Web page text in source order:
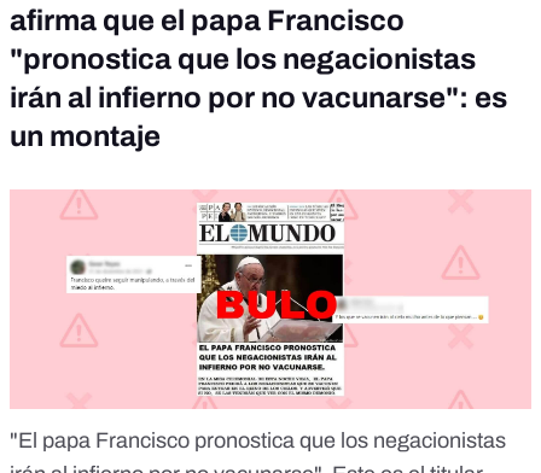
afirma que el papa Francisco
"pronostica que los negacionistas
irán al infierno por no vacunarse": es
un montaje
"El papa Francisco pronostica que los negacionistas